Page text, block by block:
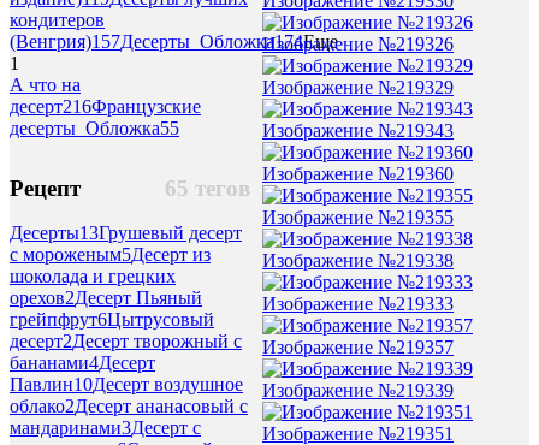
кондитеров
(Венгрия)157Десерты_Обложка174Еще
1
А что на
десерт216Французские
десерты_Обложка55
65 тегов
Рецепт
Десерты13Грушевый десерт
с мороженым5Десерт из
шоколада и грецких
орехов2Десерт Пьяный
грейпфрут6Цытрусовый
десерт2Десерт творожный с
бананами4Десерт
Павлин10Десерт воздушное
облако2Десерт ананасовый с
мандаринами3Десерт с
Изображение №219326
Изображение №219329
Изображение №219343
Изображение №219360
Изображение №219355
Изображение №219338
Изображение №219333
Изображение №219357
Изображение №219339
Изображение №219351